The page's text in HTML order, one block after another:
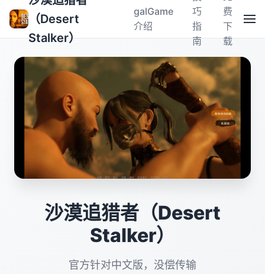
（Desert
Stalker）
galGame
介绍
巧
指
南
费
下
载
沙漠追猎者（Desert
Stalker）
官方针对中文版，没偿传输